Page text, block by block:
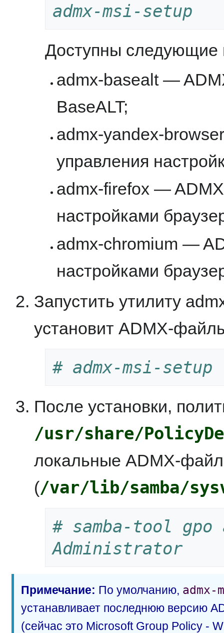
admx-msi-setup
Доступны следующие
admx-basealt —
BaseALT;
admx-yandex-
управления
admx-firefox —
настройками
admx-chromium —
настройками
Запустить утилиту
установит ADMX-
# admx-msi-setup
После установки,
/usr/share/
локальные ADMX-
(/var/lib/samba/
# samba-tool gpo
Administrator
Примечание: По умолчанию,
устанавливает последнюю версию
(сейчас это Microsoft Group Policy -